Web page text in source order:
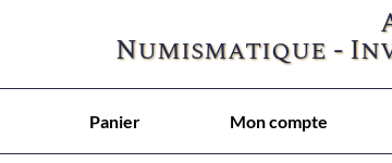
Numismatique -
Panier Mon compte